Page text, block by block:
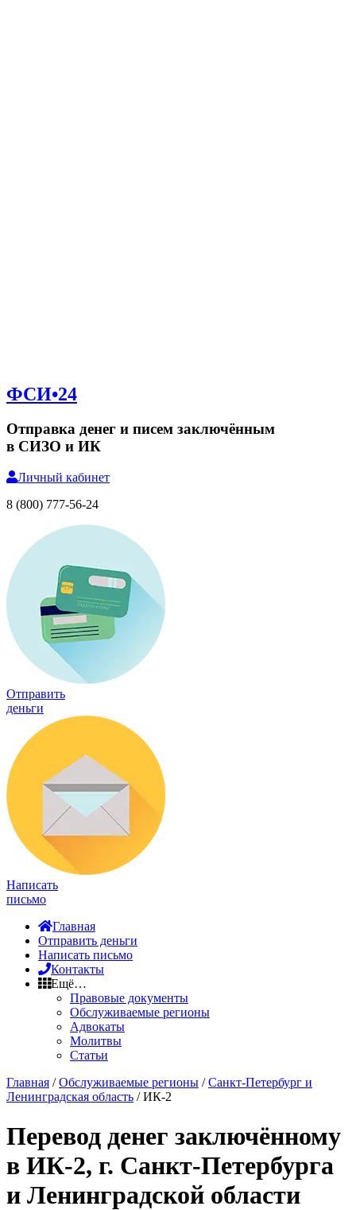
ФСИ•24
Отправка денег и писем заключённым
в СИЗО и ИК
Личный кабинет
8 (800) 777-56-24
Отправить
деньги
Написать
письмо
Главная
Отправить деньги
Написать письмо
Контакты
Ещё…
Правовые документы
Обслуживаемые регионы
Адвокаты
Молитвы
Статьи
Главная /Обслуживаемые регионы /Санкт-Петербург и
Ленинградская область / ИК-2
Перевод денег заключённому
в ИК-2, г. Санкт-Петербурга
и Ленинградской области